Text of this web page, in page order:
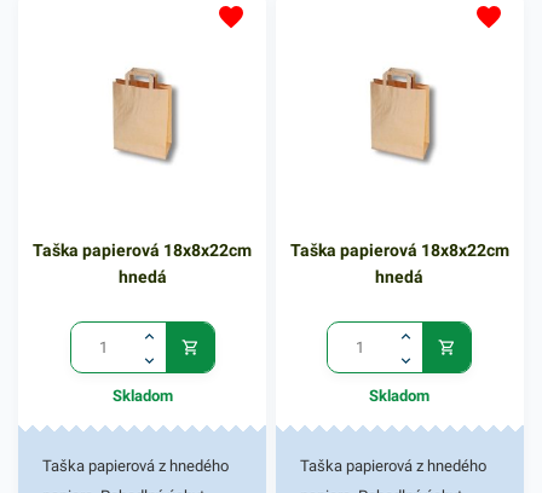
Taška papierová 18x8x22cm
hnedá
Skladom
Taška papierová z hnedého
Taška papierová 18x8x22cm
hnedá
Skladom
Taška papierová z hnedého